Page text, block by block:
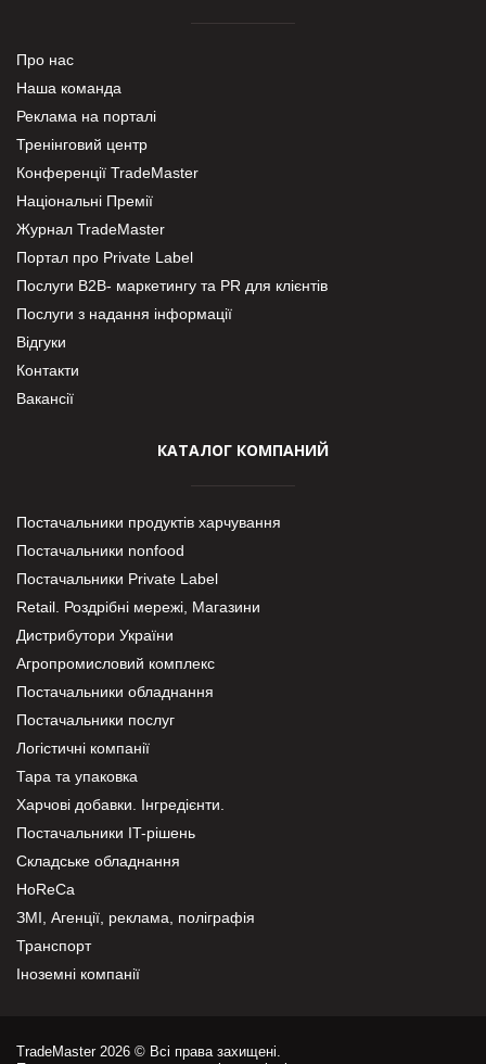
Про нас
Наша команда
Реклама на порталі
Тренінговий центр
Конференції TradeMaster
Національні Премії
Журнал TradeMaster
Портал про Private Label
Послуги В2В- маркетингу та PR для клієнтів
Послуги з надання інформації
Відгуки
Контакти
Вакансії
КАТАЛОГ КОМПАНИЙ
Постачальники продуктів харчування
Постачальники nonfood
Постачальники Private Label
Retail. Роздрібні мережі, Магазини
Дистрибутори України
Агропромисловий комплекс
Постачальники обладнання
Постачальники послуг
Логістичні компанії
Тара та упаковка
Харчові добавки. Інгредієнти.
Постачальники IT-рішень
Складське обладнання
HoReCa
ЗМІ, Агенції, реклама, поліграфія
Транспорт
Іноземні компанії
TradeMaster 2026 © Всі права захищені.